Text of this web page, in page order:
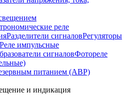
реле
Разделители сигналовРегуляторы
Реле импульсные
сигналовФотореле
питанием (АВР)
и индикация